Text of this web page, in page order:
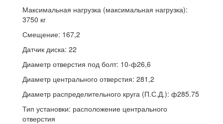
Максимальная нагрузка (максимальная нагрузка):
3750 кг
Смещение: 167,2
Датчик диска: 22
Диаметр отверстия под болт: 10-ф26,6
Диаметр центрального отверстия: 281,2
Диаметр распределительного круга (П.С.Д.): ф285.75
Тип установки: расположение центрального
отверстия